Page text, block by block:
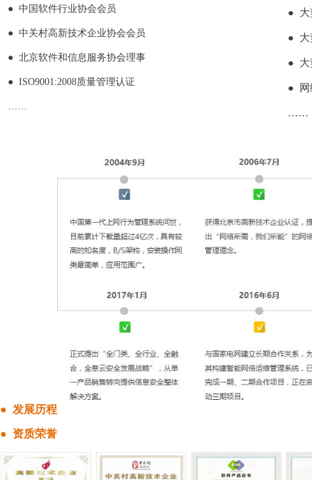
● 中国软件行业协会会员
● 中关村高新技术企业协会会员
● 北京软件和信息服务协会理事
● ISO9001:2008质量管理认证
●
●
●
●
……
● 发展历程
● 资质荣誉